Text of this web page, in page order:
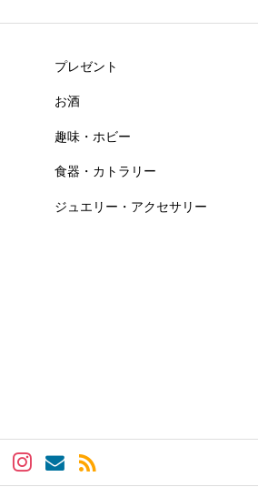
プレゼント
お酒
趣味・ホビー
食器・カトラリー
ジュエリー・アクセサリー